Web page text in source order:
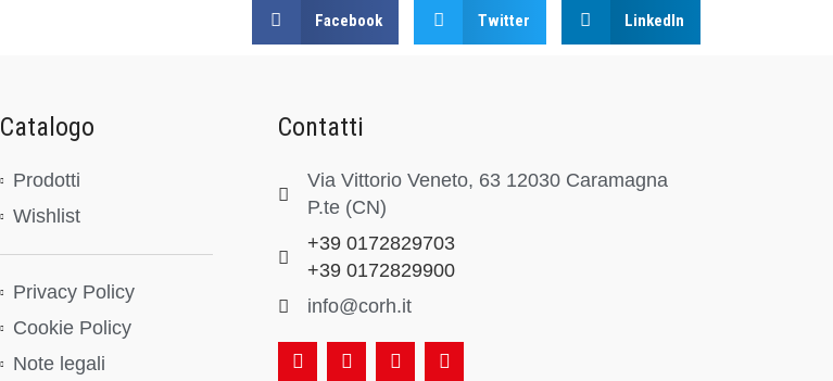
Facebook Twitter LinkedIn
Catalogo
Prodotti
Wishlist
Privacy Policy
Cookie Policy
Note legali
Contatti
Via Vittorio Veneto, 63 12030 Caramagna
P.te (CN)
+39 0172829703
+39 0172829900
info@corh.it